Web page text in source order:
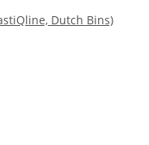
Dutch Bins)